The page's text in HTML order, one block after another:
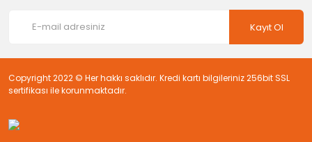
Kayıt Ol
Copyright 2022 © Her hakkı saklıdır. Kredi kartı bilgileriniz 256bit SSL
sertifikası ile korunmaktadır.